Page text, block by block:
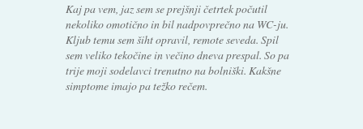
Kaj pa vem, jaz sem se prejšnji četrtek počutil
nekoliko omotično in bil nadpovprečno na WC-ju.
Kljub temu sem šiht opravil, remote seveda. Spil
sem veliko tekočine in večino dneva prespal. So pa
trije moji sodelavci trenutno na bolniški. Kakšne
simptome imajo pa težko rečem.